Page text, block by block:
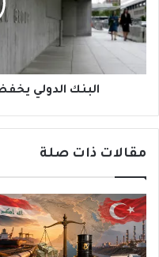
للنمو
العالمي
البنك الدولي
مقالات ذات صلة